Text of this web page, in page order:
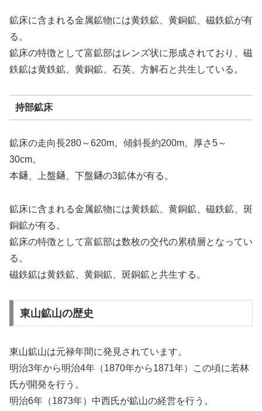
鉱床に含まれる金属鉱物には黄鉄鉱、黄銅鉱、磁鉄鉱が有
る。
鉱床の特徴として富鉱部はレンズ状に形成されており、磁
鉄鉱は黄鉄鉱、黄銅鉱、石英、方解石と共生している。
持部鉱床
鉱床の走向長280～620m。傾斜長約200m。厚さ5～
30cm。
本𨫤、上盤𨫤、下盤𨫤の3鉱体が有る。
鉱床に含まれる金属鉱物には黄鉄鉱、黄銅鉱、磁鉄鉱、斑
銅鉱が有る。
鉱床の特徴として富鉱部は数枚の交代の累積層となってい
る。
磁鉄鉱は黄鉄鉱、黄銅鉱、斑銅鉱と共生する。
東山鉱山の歴史
東山鉱山は元禄年間に発見されています。
明治3年から明治4年（1870年から1871年）この頃に若林
氏が開発を行う。
明治6年（1873年）中西氏が鉱山の経営を行う。